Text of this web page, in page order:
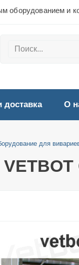
оборудованием и
доставка О
для